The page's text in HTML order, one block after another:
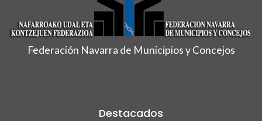
Federación Navarra de Municipios y Concejos
Destacados